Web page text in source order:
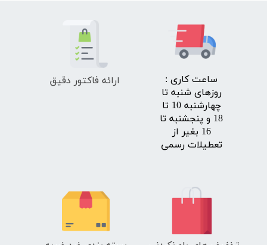
​ساعت کاری :
روزهای شنبه تا
چهارشنبه 10 تا
18 و پنجشنبه تا
16 بغیر از
تعطیلات رسمی
ارائه فاکتور دقیق